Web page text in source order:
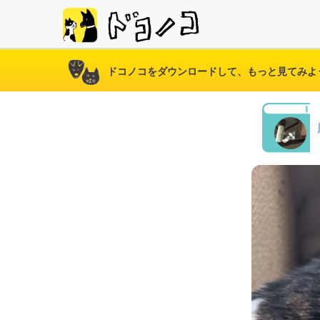
ドコノコをダウンロードして、もっと見てみ